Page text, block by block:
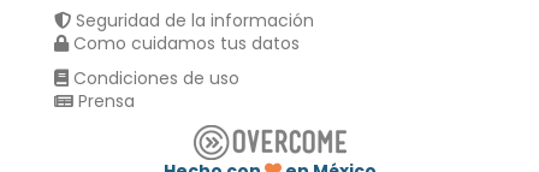
Seguridad de la información
Como cuidamos tus datos
Condiciones de uso
Prensa